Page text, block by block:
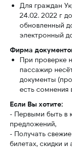
Для граждан
24.02. 2022 г
обновленный
электронный
Фирма
При проверке
пассажир
документы
есть сомнения
Если Вы хотите:
- Первыми быть в
предложений,
- Получать
билетах, скидки и
Электронная
+48 732 997 721
Телефоны:
+48 602 664 587
Социальные сети:
Адреса выезда